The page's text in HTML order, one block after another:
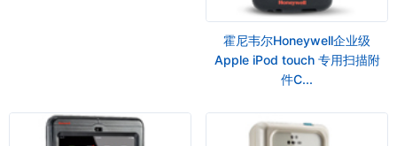
霍尼韦尔Honeywell企业级
Apple iPod touch 专用扫描附
件C...